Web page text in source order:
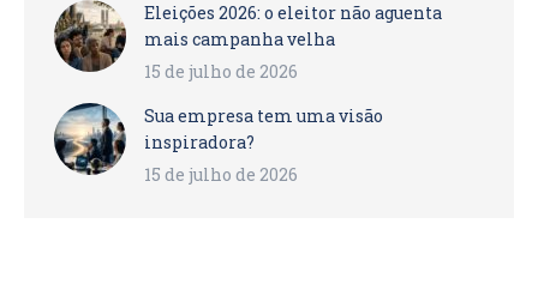
Eleições 2026: o eleitor não aguenta
mais campanha velha
15 de julho de 2026
Sua empresa tem uma visão
inspiradora?
15 de julho de 2026